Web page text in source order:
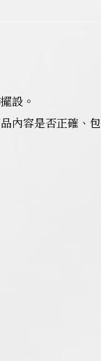
設。
內容是否正確、